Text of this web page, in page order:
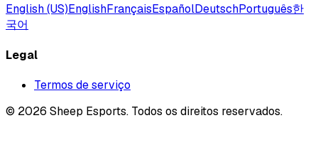
English (US)EnglishFrançaisEspañolDeutschPortuguês한
국어
Legal
Termos de serviço
© 2026 Sheep Esports. Todos os direitos reservados.